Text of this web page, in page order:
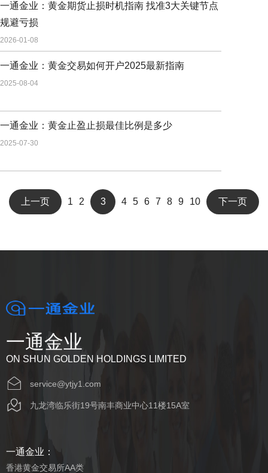
一通金业：黄金期货止损时机指南 找准3大关键节点
规避亏损
2026-01-08
一通金业：黄金交易如何开户2025最新指南
2025-08-04
一通金业：黄金止盈止损最佳比例是多少
2025-07-30
上一页 1 2 3 4 5 6 7 8 9 10 下一页
一通金业
ON SHUN GOLDEN HOLDINGS LIMITED
service@ytjy1.com
九龙湾临乐街19号南丰商业中心11楼15A室
一通金业：
香港黄金交易所AA类